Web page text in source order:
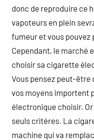
donc de reproduire ce
vapoteurs en plein
fumeur et vous pouvez
Cependant, le marché
choisir sa cigarette
Vous pensez peut-être
vos moyens importent
électronique choisir.
seuls critères. La
machine qui va